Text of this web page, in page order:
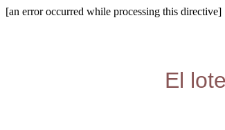
[an error occurred while processing this directive]
El